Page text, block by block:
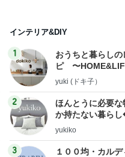
インテリア&DIY
1
おうちと暮らしの
ピ 〜
yuki (ドキ子）
2
ほんとうに必要な
か持たない暮ら
ep Life Simple◆
yukiko
3
１００均・カルデ